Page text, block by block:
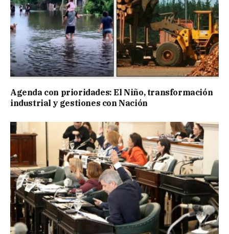
Agenda con prioridades: El Niño, transformación
industrial y gestiones con Nación